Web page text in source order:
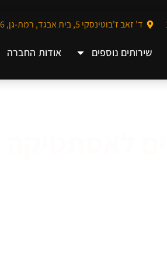
ד' זאב ז'בוטינסקי 5, בית אבגד, רמת-גן, 5252006
שירותים נוספים אודות החברה